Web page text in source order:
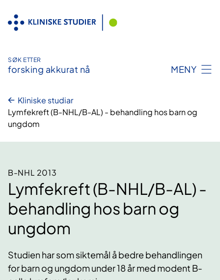
innhald
SØK ETTER
forsking akkurat nå MENY
Kliniske studiar
Lymfekreft (B-NHL/B-AL) - behandling hos barn og
ungdom
B-NHL 2013
Lymfekreft (B-NHL/B-AL) -
behandling hos barn og
ungdom
Studien har som siktemål å bedre behandlingen
for barn og ungdom under 18 år med modent B-